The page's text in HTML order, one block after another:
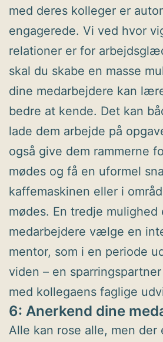
med deres kolleger er
engagerede. Vi ved hvor
relationer er for
skal du skabe en masse
dine medarbejdere kan
bedre at kende. Det kan
lade dem arbejde på
også give dem rammerne
mødes og få en uformel
kaffemaskinen eller i
mødes. En tredje mulighed
medarbejdere vælge en
mentor, som i en periode
viden – en
med kollegaens faglige
6: Anerkend dine
Alle kan rose alle, men der